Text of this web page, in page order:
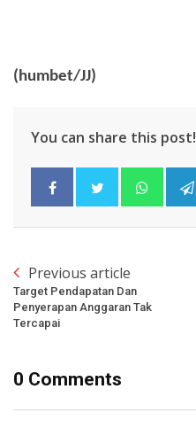
(humbet/JJ)
You can share this post!
Previous article
Target Pendapatan Dan
Penyerapan Anggaran Tak
Tercapai
0 Comments